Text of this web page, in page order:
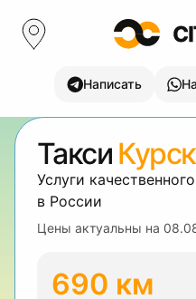
Написать
Такси
Услуги
в России
Цены актуальны на
690 км